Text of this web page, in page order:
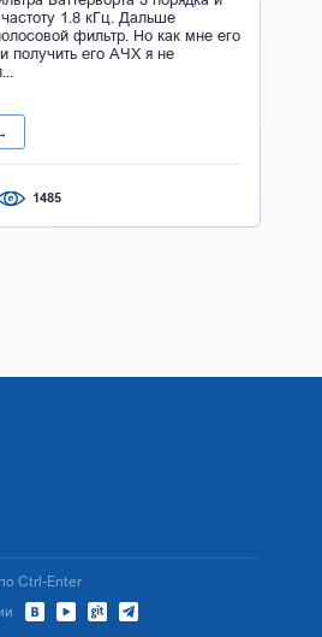
1.8 кГц. Дальше
фильтр. Но как мне его
получить его АЧХ я не
1485
Ctrl-Enter